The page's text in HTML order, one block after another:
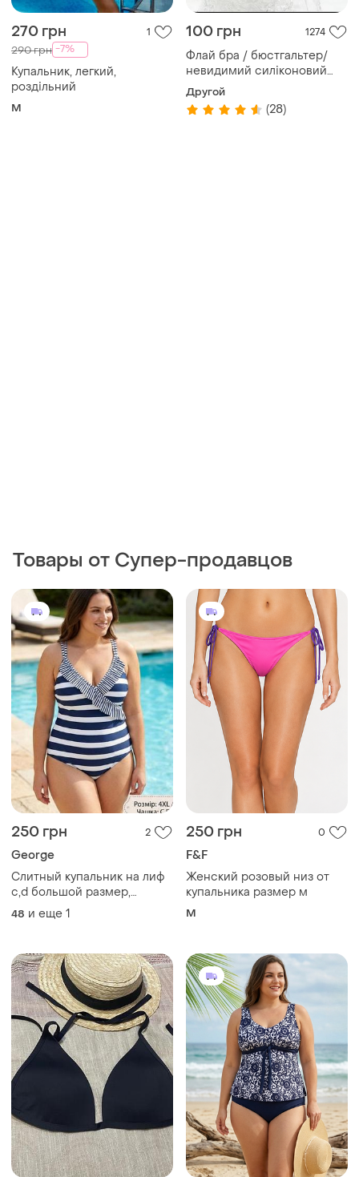
270 грн 1
290 грн -7%
Купальник, легкий,
роздільний
M
100 грн 1274
Флай бра / бюстгальтер/
невидимий силіконовий
бюст
Другой
(28)
Товары от Супер-продавцов
250 грн 2
George
Слитный купальник на лиф
c,d большой размер,
бассейн море
48 и еще 1
250 грн 0
F&F
Женский розовый низ от
купальника размер м
M